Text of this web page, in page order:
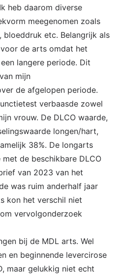
heb daarom diverse
meegenomen zoals
bloeddruk etc. Belangrijk als
de arts omdat het
langere periode. Dit
mijn
de afgelopen periode.
verbaasde zowel
vrouw. De DLCO waarde,
longen/hart,
38%. De longarts
de beschikbare DLCO
van 2023 van het
was ruim anderhalf jaar
kon het verschil niet
vervolgonderzoek
bij de MDL arts. Wel
en beginnende levercirose
maar gelukkig niet echt